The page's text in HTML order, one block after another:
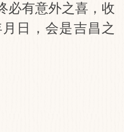
必有意外之喜，收
日，会是吉昌之